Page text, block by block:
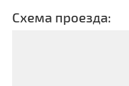
Схема проезда: